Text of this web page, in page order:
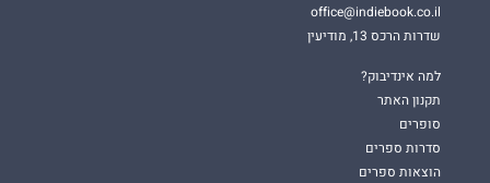
office@indiebook.co.il
שדרות הרכס 13, מודיעין
למה אינדיבוק?
תקנון האתר
סופרים
סדרות ספרים
הוצאות ספרים